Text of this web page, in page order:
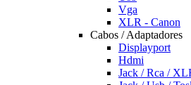
Vga
XLR - Canon
Cabos / Adaptadores
Displayport
Hdmi
Jack / Rca /